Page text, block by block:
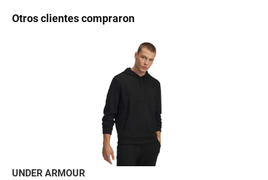
Otros clientes compraron
UNDER ARMOUR